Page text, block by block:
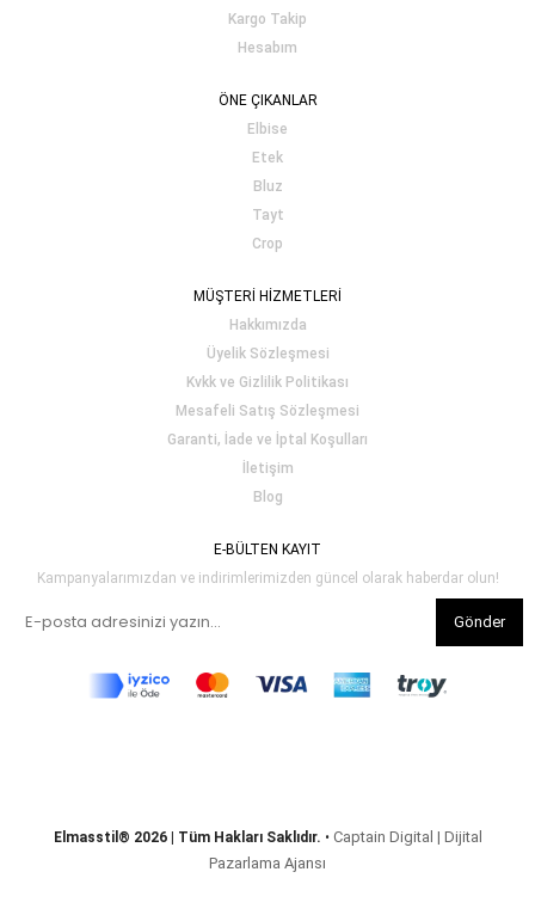
Kargo Takip
Hesabım
ÖNE ÇIKANLAR
Elbise
Etek
Bluz
Tayt
Crop
MÜŞTERİ HİZMETLERİ
Hakkımızda
Üyelik Sözleşmesi
Kvkk ve Gizlilik Politikası
Mesafeli Satış Sözleşmesi
Garanti, İade ve İptal Koşulları
İletişim
Blog
E-BÜLTEN KAYIT
Kampanyalarımızdan ve indirimlerimizden güncel olarak haberdar olun!
Gönder
Elmasstil® 2026 | Tüm Hakları Saklıdır. • Captain Digital | Dijital
Pazarlama Ajansı